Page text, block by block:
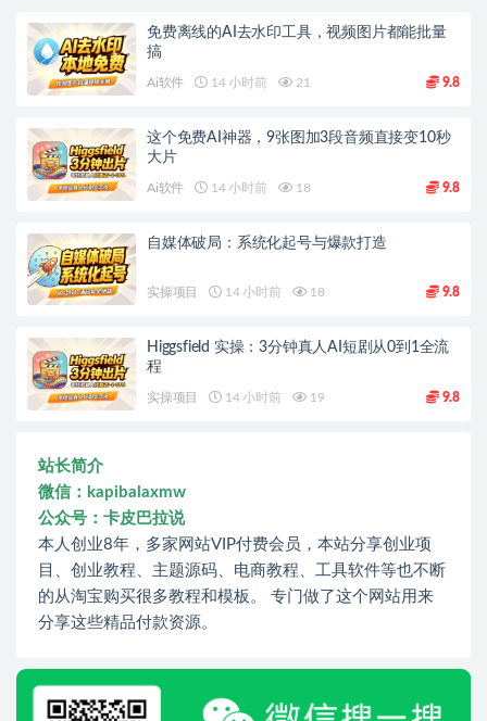
免费离线的AI去水印工具，视频图片都能批量
搞
Ai软件 14 小时前 21 9.8
这个免费AI神器，9张图加3段音频直接变10秒
大片
Ai软件 14 小时前 18 9.8
自媒体破局：系统化起号与爆款打造
实操项目 14 小时前 18 9.8
Higgsfield 实操：3分钟真人AI短剧从0到1全流
程
实操项目 14 小时前 19 9.8
站长简介
微信：kapibalaxmw
公众号：卡皮巴拉说
本人创业8年，多家网站VIP付费会员，本站分享创业项
目、创业教程、主题源码、电商教程、工具软件等也不断
的从淘宝购买很多教程和模板。 专门做了这个网站用来
分享这些精品付款资源。